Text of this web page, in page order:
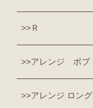
Ｒ
アレンジ ボブ
アレンジ ロング